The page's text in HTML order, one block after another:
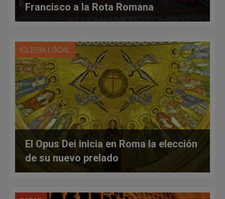
Francisco a la Rota Romana
IGLESIA LOCAL
El Opus Dei inicia en Roma la elección
de su nuevo prelado